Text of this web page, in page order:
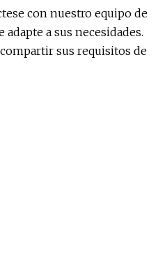
con nuestro equipo de
a sus necesidades.
sus requisitos de